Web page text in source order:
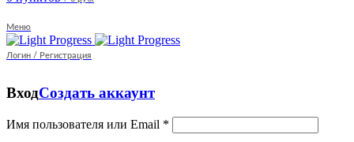
Меню
Логин / Регистрация
ВходСоздать аккаунт
Имя пользователя или Email *